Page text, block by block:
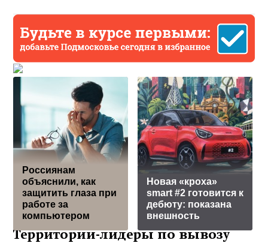
Россиянам
объяснили, как
защитить глаза при
работе за
компьютером
Новая «кроха»
smart #2 готовится к
дебюту: показана
внешность
Территории-лидеры по вывозу